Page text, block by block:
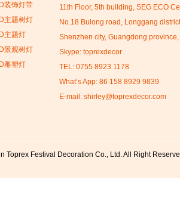
装饰灯带
主题树灯
主题灯
景观树灯
雕塑灯
11th Floor, 5th building, SEG ECO
No.18 Bulong road, Longgang
Shenzhen city, Guangdong
Skype: toprexdecor
TEL: 0755 8923 1178
What’s App: 86 158 8929 9839
E-mail: shirley@toprexdecor.com
Toprex Festival Decoration Co., Ltd. All Right